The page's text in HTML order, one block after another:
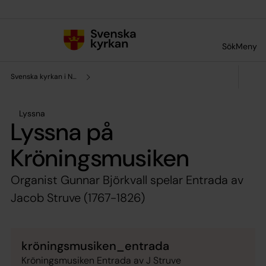
SökMeny
Svenska kyrkan i Norrköping
Lyssna
Lyssna på
Kröningsmusiken
Organist Gunnar Björkvall spelar Entrada av
Jacob Struve (1767−1826)
kröningsmusiken_entrada
Kröningsmusiken Entrada av J Struve